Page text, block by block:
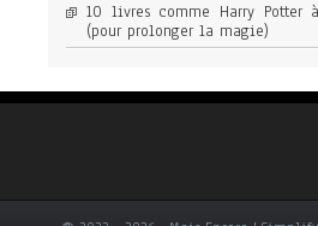
10 livres comme Harry Potter
(pour prolonger la magie)